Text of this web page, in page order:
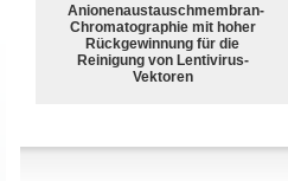
Anionenaustauschmembran-
Chromatographie mit hoher
Rückgewinnung für die
Reinigung von Lentivirus-
Vektoren